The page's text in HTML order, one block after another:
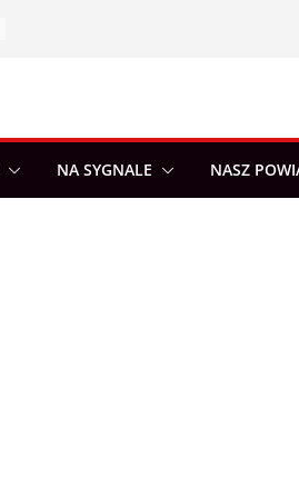
NA SYGNALE NASZ